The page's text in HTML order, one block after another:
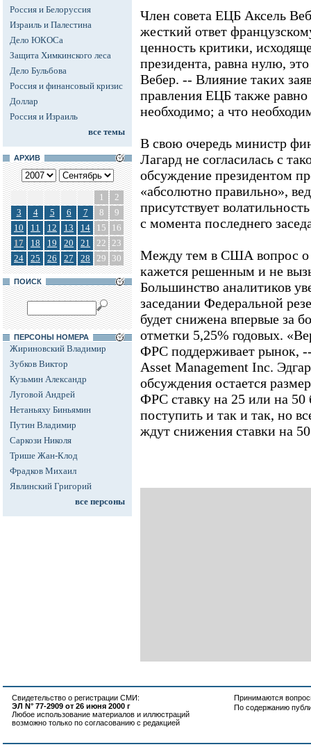
Россия и Белоруссия
Израиль и Палестина
Дело ЮКОСа
Защита Химкинского леса
Дело Бульбова
Россия и финансовый кризис
Доллар
Россия и Израиль
все темы
АРХИВ
1
2
3
4 5 6 7 8
9
10
11 12 13 14 15
16
17
18 19 20 21 22 23
24
25 26 27 28 29 30
ПОИСК
ПЕРСОНЫ НОМЕРА
Жириновский Владимир
Зубков Виктор
Кузьмин Александр
Луговой Андрей
Нетаньяху Биньямин
Путин Владимир
Саркози Николя
Трише Жан-Клод
Фрадков Михаил
Явлинский Григорий
все персоны
Член совета ЕЦБ Аксель
жесткий ответ
ценность критики,
президента, равна нулю,
Вебер. -- Влияние таких
правления ЕЦБ также
необходимо; а что
В свою очередь министр
Лагард не согласилась с
обсуждение президентом
«абсолютно правильно»,
присутствует
с момента последнего
Между тем в США вопрос о
кажется решенным и не
Большинство аналитиков
заседании Федеральной
будет снижена впервые за
отметки 5,25% годовых.
ФРС поддерживает рынок,
Asset Management Inc.
обсуждения остается
ФРС ставку на 25 или на
поступить и так и так, но
ждут снижения ставки на
Свидетельство о регистрации СМИ:
ЭЛ N° 77-2909 от 26 июня 2000 г
Любое использование материалов и иллюстраций
возможно только по согласованию с редакцией
Принимаются
По содержанию